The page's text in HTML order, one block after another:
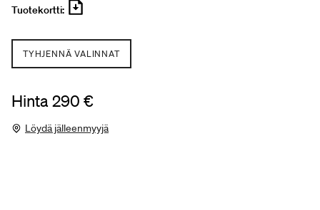
Tuotekortti:
TYHJENNÄ VALINNAT
Hinta 290 €
Löydä jälleenmyyjä